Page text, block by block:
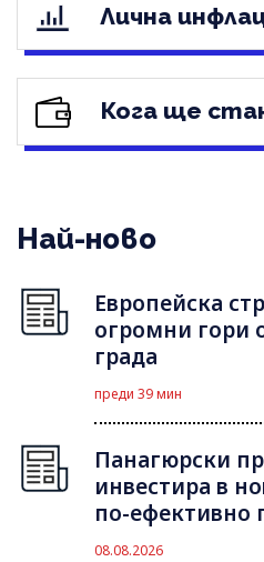
Лична
Кога ще
Най-ново
Европейска
огромни гори
града
преди 39 мин
Панагюрски
инвестира в
по-ефективно
08.08.2026